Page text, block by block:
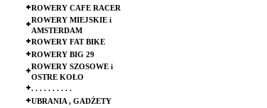
ROWERY CAFE RACER
ROWERY MIEJSKIE i
AMSTERDAM
ROWERY FAT BIKE
ROWERY BIG 29
ROWERY SZOSOWE i
OSTRE KOŁO
. . . . . . . . . .
UBRANIA , GADŻETY